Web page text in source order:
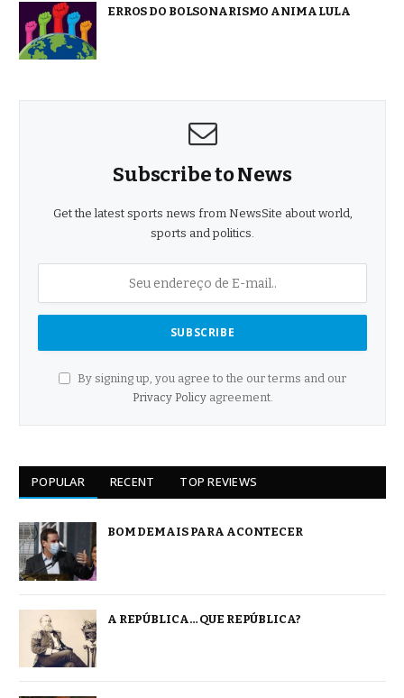
ERROS DO BOLSONARISMO ANIMA LULA
Subscribe to News
Get the latest sports news from NewsSite about world,
sports and politics.
By signing up, you agree to the our terms and our
Privacy Policyagreement.
POPULAR RECENT TOP REVIEWS
BOM DEMAIS PARA ACONTECER
A REPÚBLICA… QUE REPÚBLICA?